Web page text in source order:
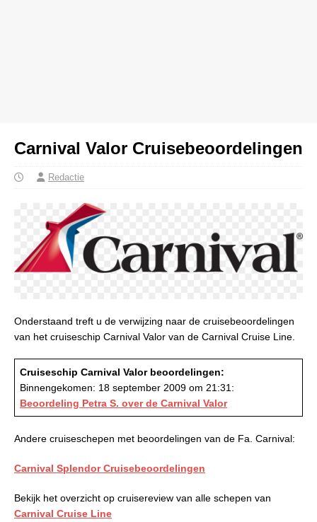
Carnival Valor Cruisebeoordelingen
Redactie
Onderstaand treft u de verwijzing naar de cruisebeoordelingen
van het cruiseschip Carnival Valor van de Carnival Cruise Line.
Cruiseschip Carnival Valor beoordelingen:
Binnengekomen: 18 september 2009 om 21:31:
Beoordeling Petra S. over de Carnival Valor
Andere cruiseschepen met beoordelingen van de Fa. Carnival:
Carnival Splendor Cruisebeoordelingen
Bekijk het overzicht op cruisereview van alle schepen van
Carnival Cruise Line